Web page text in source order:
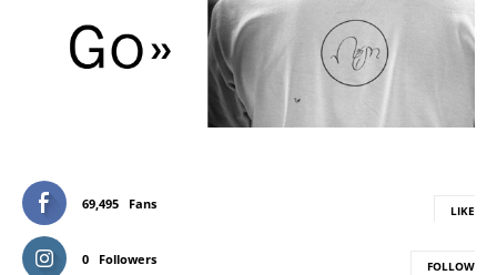
69,495 Fans LIKE
0 Followers FOLLOW